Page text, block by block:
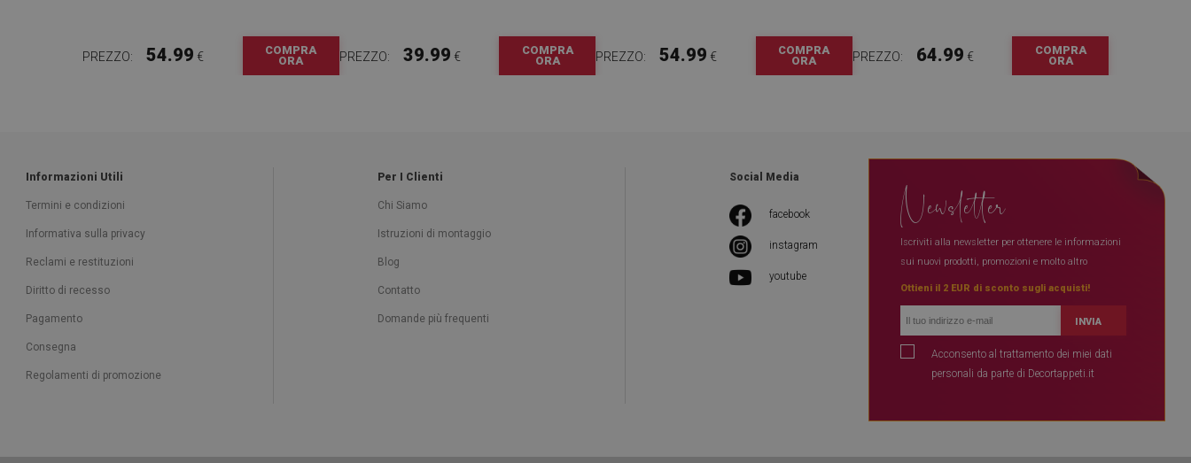
PREZZO: 54.99 €
COMPRA
ORA
PREZZO: 39.99 €
COMPRA
ORA
PREZZO: 54.99 €
COMPRA
ORA
PREZZO: 64.99 €
COMPRA
ORA
Informazioni Utili
Termini e condizioni
Informativa sulla privacy
Reclami e restituzioni
Diritto di recesso
Pagamento
Consegna
Regolamenti di promozione
Per I Clienti
Chi Siamo
Istruzioni di montaggio
Blog
Contatto
Domande più frequenti
Social Media
facebook
instagram
youtube
Newsletter
Iscriviti alla newsletter per ottenere le informazioni
sui nuovi prodotti, promozioni e molto altro
Ottieni il 2 EUR di sconto sugli acquisti!
INVIA
Acconsento al trattamento dei miei dati
personali da parte di Decortappeti.it